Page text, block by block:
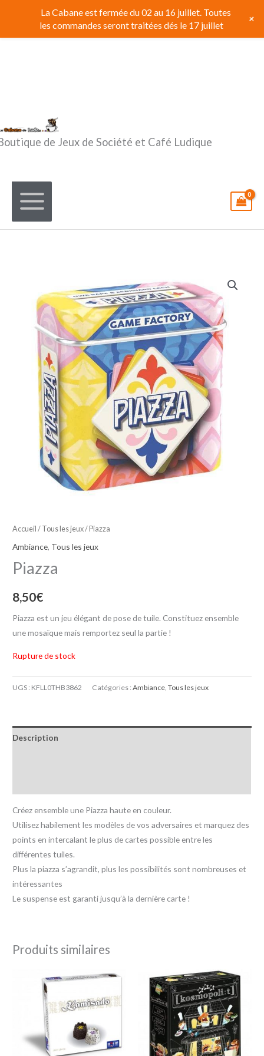
contenu
de Jeux de Société et Café Ludique
Accueil / Tous les jeux/ Piazza
Ambiance, Tous les jeux
Piazza
8,50€
Piazza est un jeu élégant de pose de tuile. Constituez ensemble
une mosaïque mais remportez seul la partie !
Rupture de stock
UGS : KFLL0THB3862 Catégories :Ambiance ,Tous les jeux
Description
Créez ensemble une Piazza haute en couleur.
Utilisez habilement les modèles de vos adversaires et marquez des
points en intercalant le plus de cartes possible entre les
différentes tuiles.
Plus la piazza s’agrandit, plus les possibilités sont nombreuses et
intéressantes
Le suspense est garanti jusqu’à la dernière carte !
Produits similaires
La Cabane est fermée du 02 au 16 juillet. Toutes
les commandes seront traitées dés le 17 juillet
+